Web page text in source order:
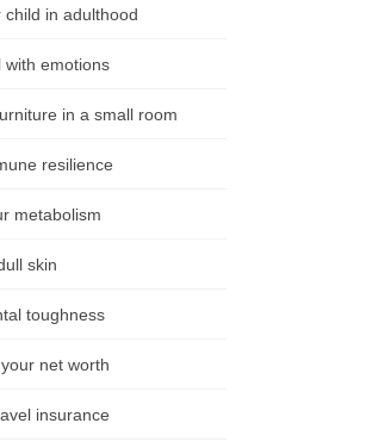
in adulthood
with emotions
in a small room
resilience
metabolism
skin
toughness
net worth
insurance